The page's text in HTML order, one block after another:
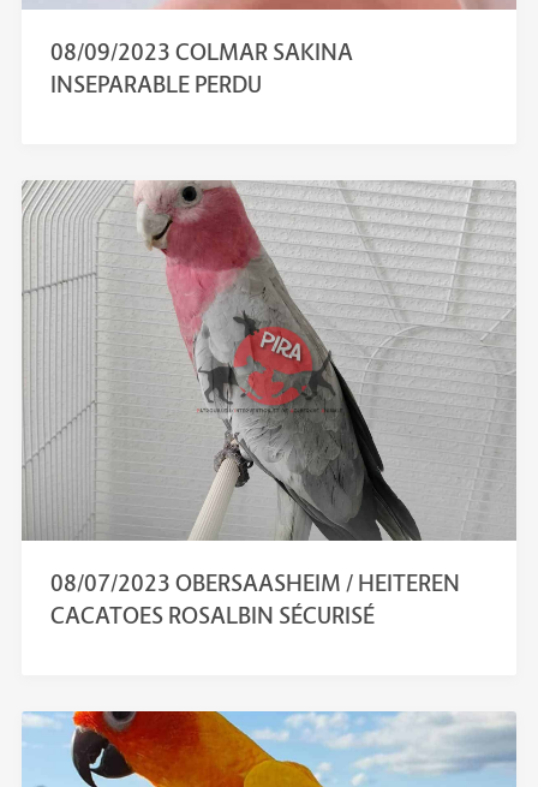
08/09/2023 COLMAR SAKINA
INSEPARABLE PERDU
08/07/2023 OBERSAASHEIM / HEITEREN
CACATOES ROSALBIN SÉCURISÉ